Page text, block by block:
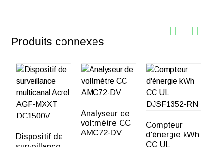
Produits connexes
Dispositif de
Analyseur de
voltmètre CC
AMC72-DV
Compteur
d'énergie kWh
CC UL